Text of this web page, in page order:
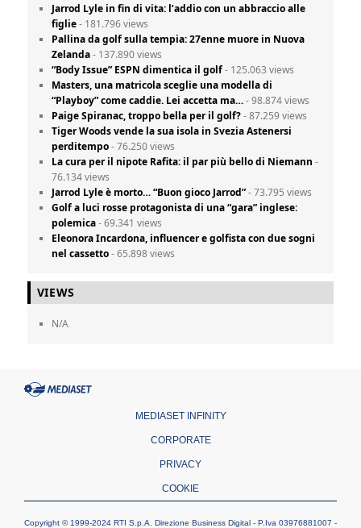
Jarrod Lyle in fin di vita: l’addio con un abbraccio alle
figlie- 181.796 views
Pallina da golf sulla tempia: 27enne muore in Nuova
Zelanda- 137.890 views
“Body Issue” ESPN dimentica il golf- 125.063 views
Masters, una matricola sceglie una modella di
“Playboy” come caddie. Lei accetta ma…- 98.874 views
Paige Spiranac, troppo bella per il golf?- 87.259 views
Tiger Woods vende la sua isola in Svezia Astenersi
perditempo- 76.250 views
La cura per il nipote Rafita: il par più bello di Niemann -
76.134 views
Jarrod Lyle è morto… “Buon gioco Jarrod”- 73.795 views
Golf a luci rosse protagonista di una “gara” inglese:
polemica- 69.341 views
Eleonora Incardona, influencer e golfista con due sogni
nel cassetto- 65.898 views
VIEWS
N/A
MEDIASET INFINITY
CORPORATE
PRIVACY
COOKIE
Copyright © 1999-2024 RTI S.p.A. Direzione Business Digital - P.Iva 03976881007 -